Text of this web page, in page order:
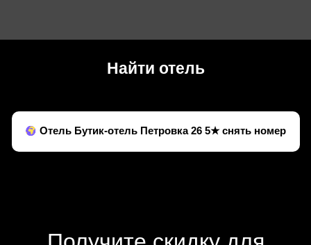
Найти отель
Отель Бутик-отель Петровка 26 5★ снять номер